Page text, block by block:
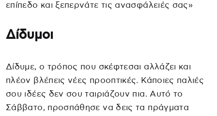
επίπεδο και ξεπερνάτε τις ανασφάλειές σας»
Δίδυμοι
Δίδυμε, ο τρόπος που σκέφτεσαι αλλάζει και
πλέον βλέπεις νέες προοπτικές. Κάποιες παλιές
σου ιδέες δεν σου ταιριάζουν πια. Αυτό το
Σάββατο, προσπάθησε να δεις τα πράγματα